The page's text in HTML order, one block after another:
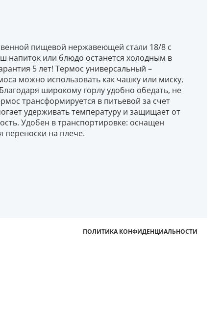
пищевой нержавеющей стали 18/8 с
напиток или блюдо останется холодным в
5 лет! Термос универсальный –
можно использовать как чашку или миску,
широкому горлу удобно обедать, не
трансформируется в питьевой за счет
удерживать температуру и защищает от
Удобен в транспортировке: оснащен
на плече.
ПОЛИТИКА КОНФИДЕНЦИАЛЬНОСТИ